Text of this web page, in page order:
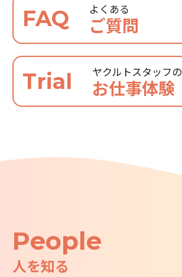
FAQ よくある
ご質問
Trial ヤクルトスタッフの
お仕事体験
People
人を知る